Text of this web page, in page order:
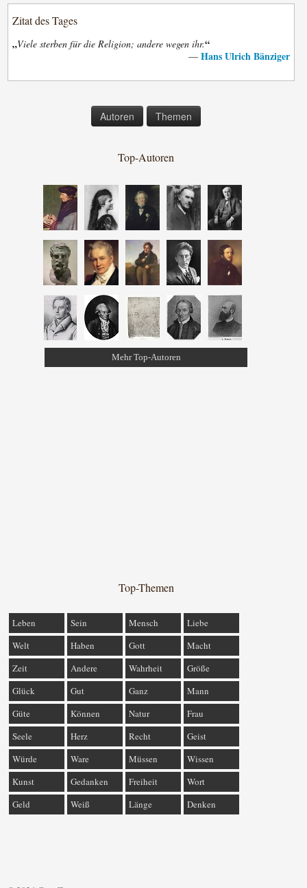
Zitat des Tages
„Viele sterben für die Religion; andere wegen ihr.“
— Hans Ulrich Bänziger
Autoren Themen
Top-Autoren
Mehr Top-Autoren
Top-Themen
Leben Sein Mensch
Liebe
Welt
Haben Gott
Macht
Zeit
Andere Wahrheit
Größe
Glück
Gut Ganz
Mann
Güte
Können Natur
Frau
Seele
Herz Recht
Geist
Würde
Ware Müssen
Wissen
Kunst
Gedanken Freiheit
Wort
Geld
Weiß Länge Denken